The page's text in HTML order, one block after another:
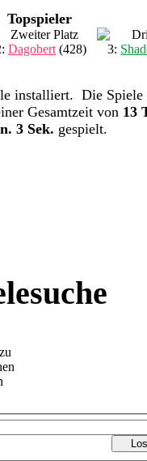
Topspieler
Dagobert (428) 3:
installiert. Die Spiele
Gesamtzeit von 13
3 Sek. gespielt.